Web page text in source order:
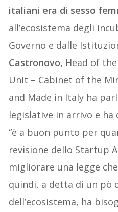
italiani era di sesso
all’ecosistema degli
Governo e dalle
Castronovo, Head of
Unit – Cabinet of the
and Made in Italy ha
legislative in arrivo e
“è a buon punto per
revisione dello Startup
migliorare una legge
quindi, a detta di un
dell’ecosistema, ha